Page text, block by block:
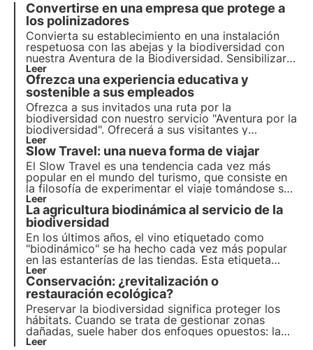
Convertirse en una empresa que protege a
los polinizadores
Convierta su establecimiento en una instalación
respetuosa con las abejas y la biodiversidad con
nuestra Aventura de la Biodiversidad. Sensibilizará
a su personal y a sus visitantes sobre la
importancia de preservar la biodiversidad.
Leer
Ofrezca una experiencia educativa y
sostenible a sus empleados
Ofrezca a sus invitados una ruta por la
biodiversidad con nuestro servicio "Aventura por la
biodiversidad". Ofrecerá a sus visitantes y
empleados una experiencia única a la vez que
conciencia sobre la importancia de los
polinizadores.
Leer
Slow Travel: una nueva forma de viajar
El Slow Travel es una tendencia cada vez más
popular en el mundo del turismo, que consiste en
la filosofía de experimentar el viaje tomándose su
tiempo. Aprende más sobre esta tendencia en este
artículo, descubre el Slow Travel en Italia y la
relación entre Slow Travel y biodiversidad.
Leer
La agricultura biodinámica al servicio de la
biodiversidad
En los últimos años, el vino etiquetado como
"biodinámico" se ha hecho cada vez más popular
en las estanterías de las tiendas. Esta etiqueta
hace referencia a una práctica agrícola más
respetuosa con la biodiversidad. Descubra más
sobre la biodinámica y sus secretos en este
artículo.
Leer
Conservación: ¿revitalización o
restauración ecológica?
Preservar la biodiversidad significa proteger los
hábitats. Cuando se trata de gestionar zonas
dañadas, suele haber dos enfoques opuestos: la
rewilding y la restauración ecológica. ¿Por qué se
Leer